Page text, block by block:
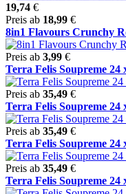
19,74 €
Preis ab 18,99 €
8in1 Flavours Crunchy
Preis ab 3,99 €
Terra Felis Soupreme 24
Preis ab 35,49 €
Terra Felis Soupreme 24
Preis ab 35,49 €
Terra Felis Soupreme 24
Preis ab 35,49 €
Terra Felis Soupreme 24